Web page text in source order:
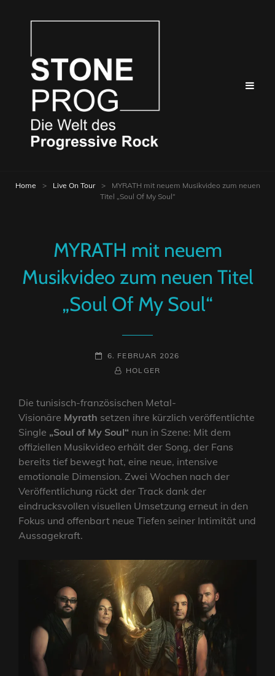
Home > Live On Tour >
MYRATH mit neuem Musikvideo zum neuen
Titel „Soul Of My Soul“
MYRATH mit neuem
Musikvideo zum neuen Titel
„Soul Of My Soul“
POSTED-
6. FEBRUAR 2026
BY
BYLINEHOLGER
Die tunisisch-französischen Metal-
Visionäre Myrath setzen ihre kürzlich veröffentlichte
Single „Soul of My Soul“ nun in Szene: Mit dem
offiziellen Musikvideo erhält der Song, der Fans
bereits tief bewegt hat, eine neue, intensive
emotionale Dimension. Zwei Wochen nach der
Veröffentlichung rückt der Track dank der
eindrucksvollen visuellen Umsetzung erneut in den
Fokus und offenbart neue Tiefen seiner Intimität und
Aussagekraft.